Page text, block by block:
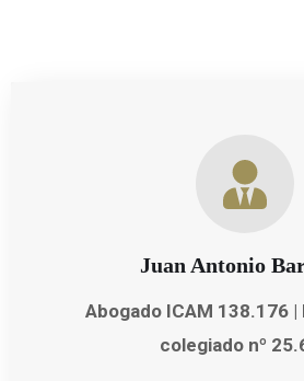
Juan Antonio
Abogado ICAM 138.176
colegiado nº